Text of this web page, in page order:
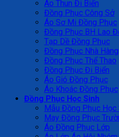
Áo Thun Đi Biển
Đồng Phục Công Sở
Áo Sơ Mi Đồng Phục
Đồng Phục BH Lao
Tạp Dề Đồng Phục
Đồng Phục Nhà Hàng
Đồng Phục Thể Thao
Đồng Phục Đi Biển
Áo Gió Đồng Phục
Áo Khoác Đồng Phục
Đồng Phục Học Sinh
Mẫu Đồng Phục Học
May Đồng Phục
Áo Đồng Phục Lớp